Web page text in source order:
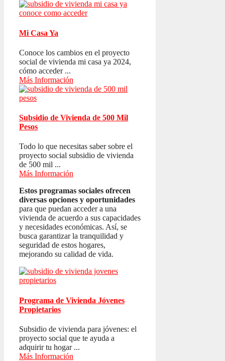
Mi Casa Ya
Conoce los cambios en el proyecto
social de vivienda mi casa ya 2024,
cómo acceder ...
Más Información
Subsidio de Vivienda de 500 Mil
Pesos
Todo lo que necesitas saber sobre el
proyecto social subsidio de vivienda
de 500 mil ...
Más Información
Estos programas sociales ofrecen
diversas opciones y oportunidades
para que puedan acceder a una
vivienda de acuerdo a sus capacidades
y necesidades económicas. Así, se
busca garantizar la tranquilidad y
seguridad de estos hogares,
mejorando su calidad de vida.
Programa de Vivienda Jóvenes
Propietarios
Subsidio de vivienda para jóvenes: el
proyecto social que te ayuda a
adquirir tu hogar ...
Más Información